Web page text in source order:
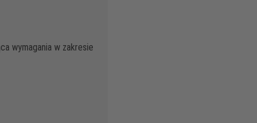
wymagania w zakresie